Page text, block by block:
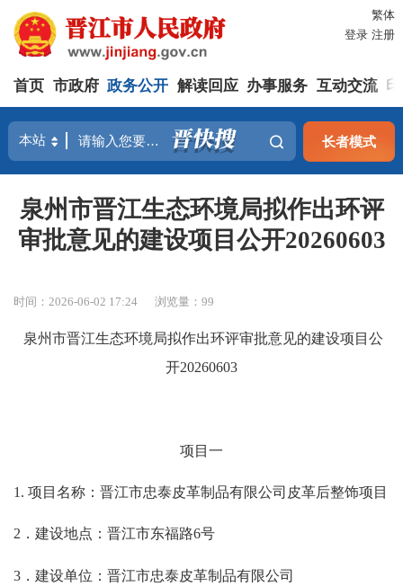
繁体
登录 注册
首页 市政府 政务公开 解读回应 办事服务 互动交流
长者模式
泉州市晋江生态环境局拟作出环评
审批意见的建设项目公开20260603
时间：2026-06-02 17:24 浏览量：99
泉州市晋江生态环境局拟作出环评审批意见的建设项 目公
开20260603
项 目一
1. 项目名称：晋江市忠泰皮革制品有限公司皮革后整饰项目
2．建设地点：晋江市东福路6号
3．建设单位：晋江市忠泰皮革制品有限公司